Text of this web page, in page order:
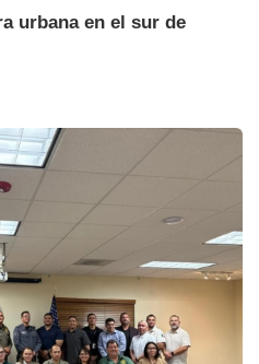
urbana en el sur de